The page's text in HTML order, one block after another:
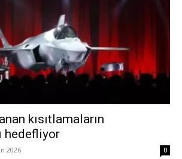
kısıtlamaların
hedefliyor
2026 0